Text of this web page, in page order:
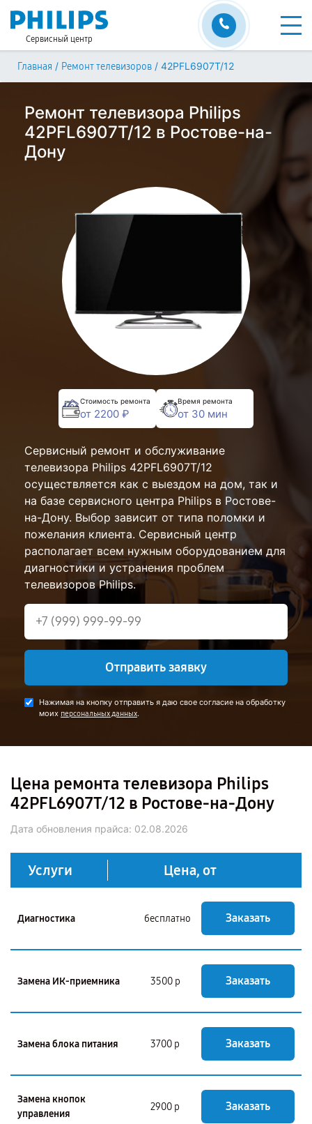
Сервисный центр
Главная / Ремонт телевизоров / 42PFL6907T/12
Ремонт телевизора Philips
42PFL6907T/12 в Ростове-на-
Дону
Стоимость ремонта
от 2200 ₽
Время ремонта
от 30 мин
Сервисный ремонт и обслуживание
телевизора Philips 42PFL6907T/12
осуществляется как с выездом на дом, так и
на базе сервисного центра Philips в Ростове-
на-Дону. Выбор зависит от типа поломки и
пожелания клиента. Сервисный центр
располагает всем нужным оборудованием для
диагностики и устранения проблем
телевизоров Philips.
Отправить заявку
Нажимая на кнопку отправить я даю свое согласие на обработку
моих персональных данных.
Цена ремонта телевизора Philips
42PFL6907T/12 в Ростове-на-Дону
Дата обновления прайса: 02.08.2026
Услуги Цена, от
Диагностика бесплатно Заказать
Замена ИК-приемника 3500 р Заказать
Замена блока питания 3700 р Заказать
Замена кнопок
управления
2900 р Заказать